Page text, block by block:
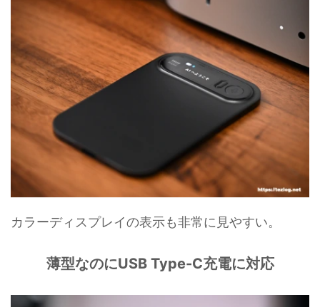
カラーディスプレイの表示も非常に見やすい。
薄型なのにUSB Type-C充電に対応